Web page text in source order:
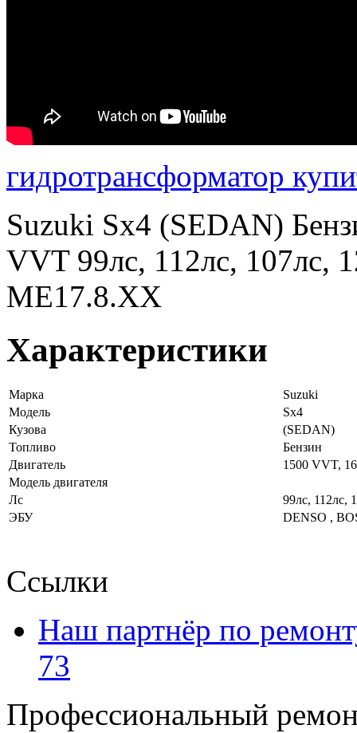
гидротрансформатор
Suzuki Sx4 (SEDAN)
VVT 99лс, 112лс, 107лс,
ME17.8.XX
Характеристики
Марка
Suzuki
Модель
Sx4
Кузова
(SEDAN)
Топливо
Бензин
Двигатель
1500 VVT,
Модель двигателя
Лс
99лс, 112лс,
ЭБУ
DENSO ,
Ссылки
Наш партнёр по
73
Профессиональный